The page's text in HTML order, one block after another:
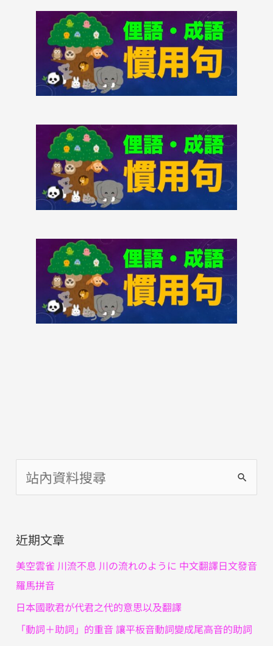
尋
鍵
字
:
近期文章
美空雲雀 川流不息 川の流れのように 中文翻譯日文發音
羅馬拼音
日本國歌君が代君之代的意思以及翻譯
「動詞＋助詞」的重音 讓平板音動詞變成尾高音的助詞